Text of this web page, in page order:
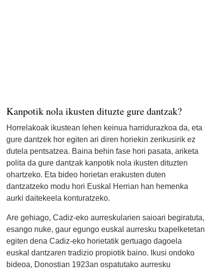
Kanpotik nola ikusten dituzte gure dantzak?
Horrelakoak ikustean lehen keinua harridurazkoa da, eta
gure dantzek hor egiten ari diren horiekin zerikusirik ez
dutela pentsatzea. Baina behin fase hori pasata, ariketa
polita da gure dantzak kanpotik nola ikusten dituzten
ohartzeko. Eta bideo horietan erakusten duten
dantzatzeko modu hori Euskal Herrian han hemenka
aurki daitekeela konturatzeko.
Are gehiago, Cadiz-eko aurreskularien saioari begiratuta,
esango nuke, gaur egungo euskal aurresku txapelketetan
egiten dena Cadiz-eko horietatik gertuago dagoela
euskal dantzaren tradizio propiotik baino. Ikusi ondoko
bideoa, Donostian 1923an ospatutako aurresku